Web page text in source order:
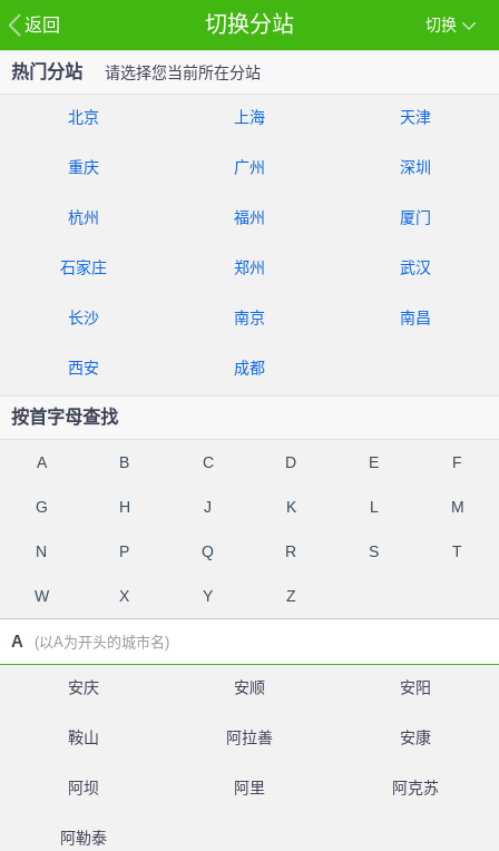
返回 切换
切换分站
热门分站 请选择您当前所在分站
北京 上海 天津
重庆 广州 深圳
杭州 福州 厦门
石家庄 郑州 武汉
长沙 南京 南昌
西安 成都
按首字母查找
A B C D E F
G H J K L M
N P Q R S T
W X Y Z
A (以A为开头的城市名)
安庆 安顺 安阳
鞍山 阿拉善 安康
阿坝 阿里 阿克苏
阿勒泰